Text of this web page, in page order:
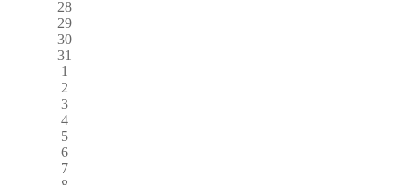
28
29
30
31
1
2
3
4
5
6
7